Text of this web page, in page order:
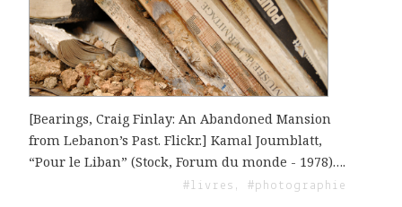
[Bearings, Craig Finlay: An Abandoned Mansion
from Lebanon’s Past. Flickr.] Kamal Joumblatt,
“Pour le Liban” (Stock, Forum du monde - 1978)….
#livres, #photographie